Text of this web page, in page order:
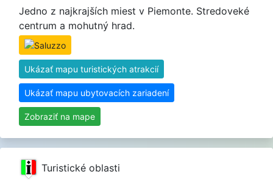
Jedno z najkrajších miest v Piemonte. Stredoveké
centrum a mohutný hrad.
Ukázať mapu turistických atrakcií
Ukázať mapu ubytovacích zariadení
Zobraziť na mape
Turistické oblasti